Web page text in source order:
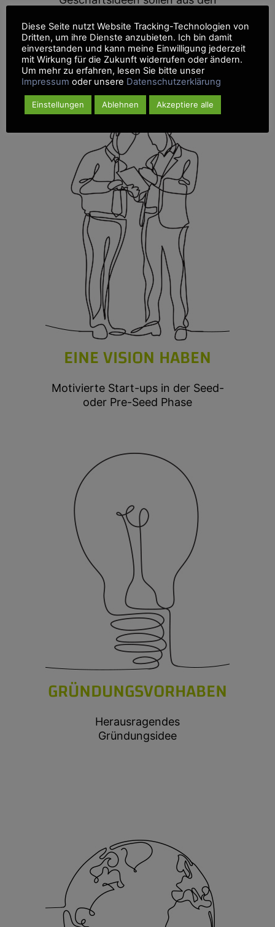
(technische) textile Produkte,
Mode sowie verwandten
Themenfeldern stammen.
EINE VISION HABEN
Motivierte Start-ups in der Seed-
oder Pre-Seed Phase
GRÜNDUNGSVORHABEN
Herausragendes
Gründungsidee
Diese Seite nutzt Website Tracking-Technologien von
Dritten, um ihre Dienste anzubieten. Ich bin damit
einverstanden und kann meine Einwilligung jederzeit
mit Wirkung für die Zukunft widerrufen oder ändern.
Um mehr zu erfahren, lesen Sie bitte unser
Impressum oder unsere Datenschutzerklärung
Einstellungen Ablehnen Akzeptiere alle